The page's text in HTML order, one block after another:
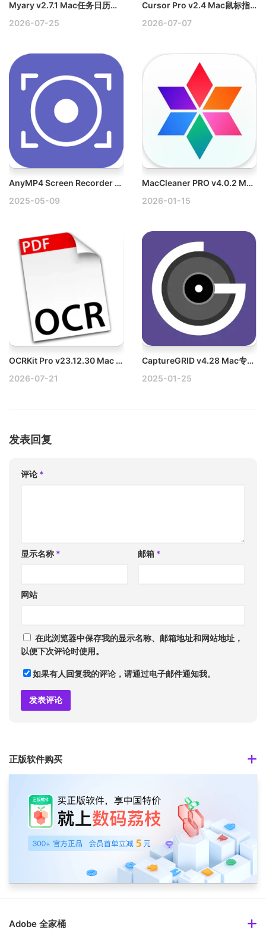
Myary v2.7.1 Mac任务日历工具破解版
2026-07-25
Cursor Pro v2.4 Mac鼠标指针个性化设置下载
2026-07-07
AnyMP4 Screen Recorder v1.5.66 Win屏幕录像工具破解版
2025-05-09
MacCleaner PRO v4.0.2 Mac系统清理工具破解版
2026-01-15
OCRKit Pro v23.12.30 Mac OCR识别应用
2026-07-21
CaptureGRID v4.28 Mac专业摄影软件破解版
2025-01-25
发表回复
评论 *
显示名称 * 邮箱 *
网站
在此浏览器中保存我的显示名称、邮箱地址和网站地址，
以便下次评论时使用。
如果有人回复我的评论，请通过电子邮件通知我。
正版软件购买
Adobe 全家桶